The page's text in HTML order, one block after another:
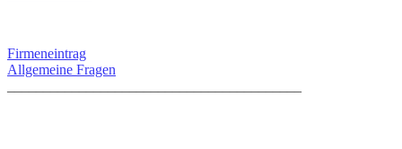
Firmeneintrag
Allgemeine Fragen